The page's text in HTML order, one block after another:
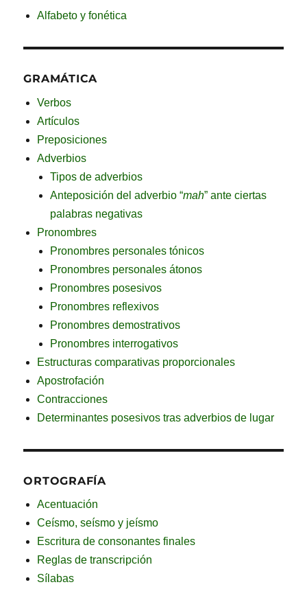
Alfabeto y fonética
GRAMÁTICA
Verbos
Artículos
Preposiciones
Adverbios
Tipos de adverbios
Anteposición del adverbio “mah” ante ciertas
palabras negativas
Pronombres
Pronombres personales tónicos
Pronombres personales átonos
Pronombres posesivos
Pronombres reflexivos
Pronombres demostrativos
Pronombres interrogativos
Estructuras comparativas proporcionales
Apostrofación
Contracciones
Determinantes posesivos tras adverbios de lugar
ORTOGRAFÍA
Acentuación
Ceísmo, seísmo y jeísmo
Escritura de consonantes finales
Reglas de transcripción
Sílabas